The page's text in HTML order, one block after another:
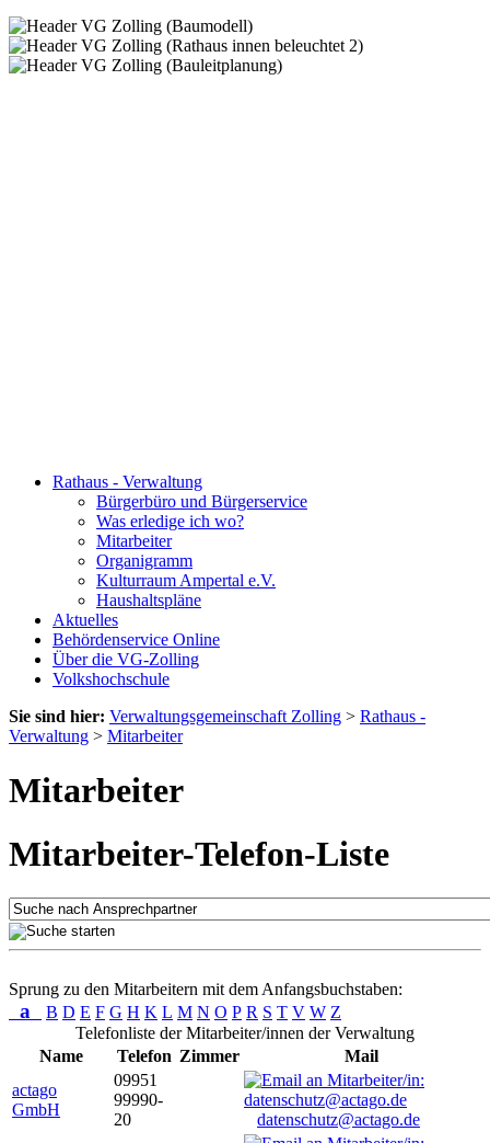
Rathaus - Verwaltung
Bürgerbüro und Bürgerservice
Was erledige ich wo?
Mitarbeiter
Organigramm
Kulturraum Ampertal e.V.
Haushaltspläne
Aktuelles
Behördenservice Online
Über die VG-Zolling
Volkshochschule
Sie sind hier: Verwaltungsgemeinschaft Zolling > Rathaus -
Verwaltung > Mitarbeiter
Mitarbeiter
Mitarbeiter-Telefon-Liste
Sprung zu den Mitarbeitern mit dem Anfangsbuchstaben:
a B D E F G H K L M N O P R S T V W Z
Telefonliste der Mitarbeiter/innen der Verwaltung
Name
Telefon Zimmer
Mail
actago
GmbH
09951
99990-
20
datenschutz@actago.de